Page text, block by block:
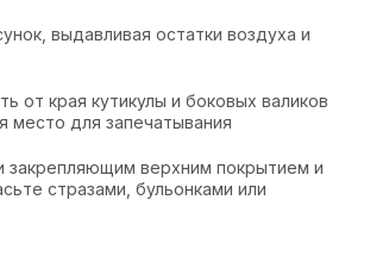
выдавливая остатки воздуха и
от края кутикулы и боковых валиков
место для запечатывания
закрепляющим верхним покрытием и
стразами, бульонками или